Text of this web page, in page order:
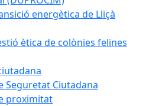
energètica de Lliçà
ètica de colònies felines
Seguretat Ciutadana
proximitat